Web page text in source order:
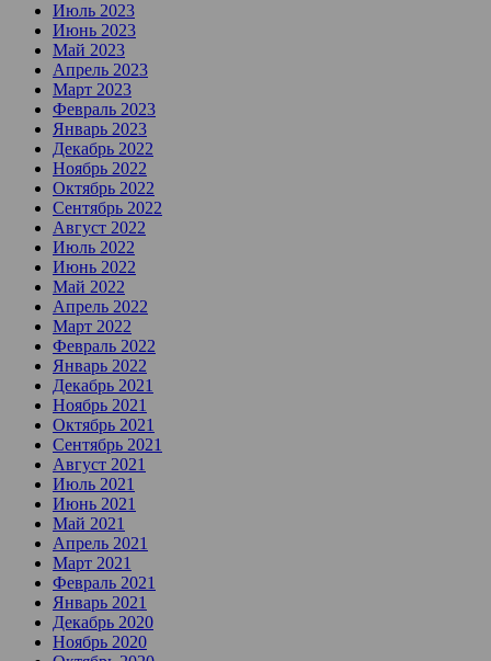
Июль 2023
Июнь 2023
Май 2023
Апрель 2023
Март 2023
Февраль 2023
Январь 2023
Декабрь 2022
Ноябрь 2022
Октябрь 2022
Сентябрь 2022
Август 2022
Июль 2022
Июнь 2022
Май 2022
Апрель 2022
Март 2022
Февраль 2022
Январь 2022
Декабрь 2021
Ноябрь 2021
Октябрь 2021
Сентябрь 2021
Август 2021
Июль 2021
Июнь 2021
Май 2021
Апрель 2021
Март 2021
Февраль 2021
Январь 2021
Декабрь 2020
Ноябрь 2020